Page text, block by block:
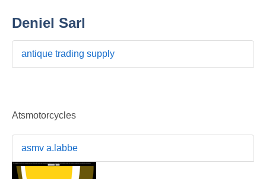
Deniel Sarl
antique trading supply
Atsmotorcycles
asmv a.labbe